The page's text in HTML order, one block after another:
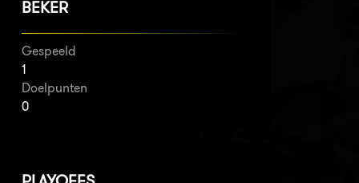
BEKER
Gespeeld
1
Doelpunten
0